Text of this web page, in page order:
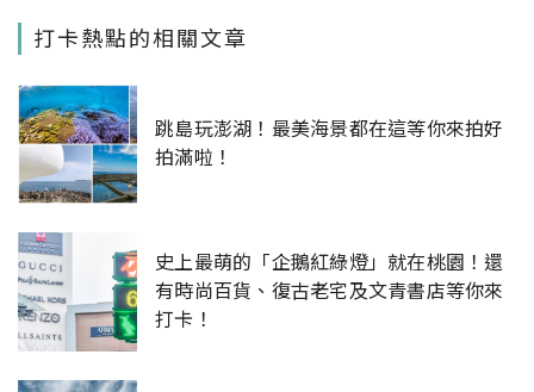
打卡熱點的相關文章
跳島玩澎湖！最美海景都在這等你來拍好
拍滿啦！
史上最萌的「企鵝紅綠燈」就在桃園！還
有時尚百貨、復古老宅及文青書店等你來
打卡！